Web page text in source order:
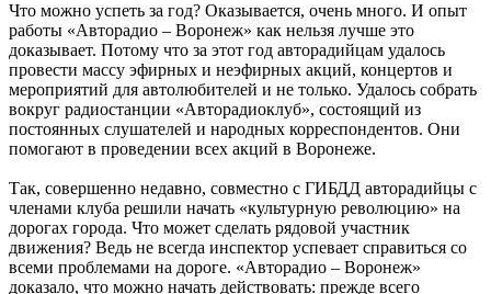
Что можно успеть за год? Оказывается, очень много. И опыт
работы «Авторадио – Воронеж» как нельзя лучше это
доказывает. Потому что за этот год авторадийцам удалось
провести массу эфирных и неэфирных акций, концертов и
мероприятий для автолюбителей и не только. Удалось собрать
вокруг радиостанции «Авторадиоклуб», состоящий из
постоянных слушателей и народных корреспондентов. Они
помогают в проведении всех акций в Воронеже.
Так, совершенно недавно, совместно с ГИБДД авторадийцы с
членами клуба решили начать «культурную революцию» на
дорогах города. Что может сделать рядовой участник
движения? Ведь не всегда инспектор успевает справиться со
всеми проблемами на дороге. «Авторадио – Воронеж»
доказало, что можно начать действовать: прежде всего